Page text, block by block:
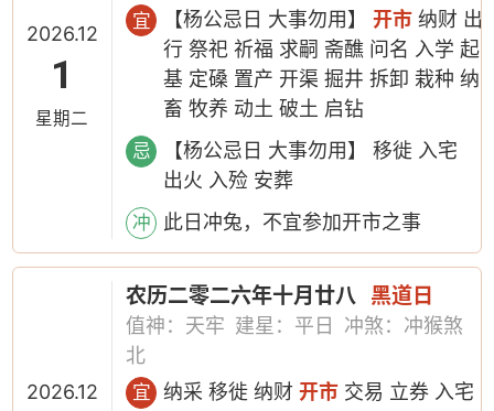
2026.12
1
星期二
宜 【杨公忌日 大事勿用】开市 纳财 出
行 祭祀 祈福 求嗣 斋醮 问名 入学 起
基 定磉 置产 开渠 掘井 拆卸 栽种 纳
畜 牧养 动土 破土 启钻
忌
【杨公忌日 大事勿用】 移徙 入宅
出火 入殓 安葬
冲 此日冲兔，不宜参加开市之事
2026.12
农历二零二六年十月廿八 黑道日
值神：天牢 建星：平日
冲煞：冲猴煞
北
宜 纳采 移徙 纳财开市 交易 立券 入宅